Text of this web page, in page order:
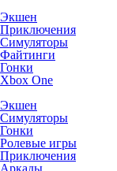
Экшен
Приключения
Симуляторы
Файтинги
Гонки
Xbox One
Экшен
Симуляторы
Гонки
Ролевые игры
Приключения
Аркады